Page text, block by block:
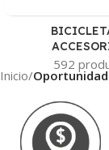
592
Inicio/